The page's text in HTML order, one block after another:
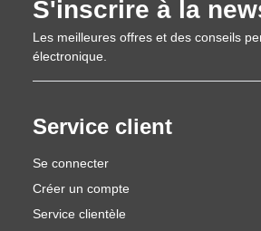
S'inscrire à la
Les meilleures offres et des conseils
électronique.
Service client
Se connecter
Créer un compte
Service clientèle